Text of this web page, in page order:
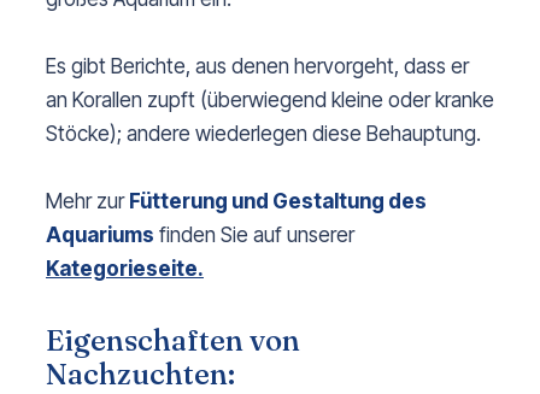
Es gibt Berichte, aus denen hervorgeht, dass er
an Korallen zupft (überwiegend kleine oder kranke
Stöcke); andere wiederlegen diese Behauptung.
Mehr zur Fütterung und Gestaltung des
Aquariums finden Sie auf unserer
Kategorieseite.
Eigenschaften von
Nachzuchten: